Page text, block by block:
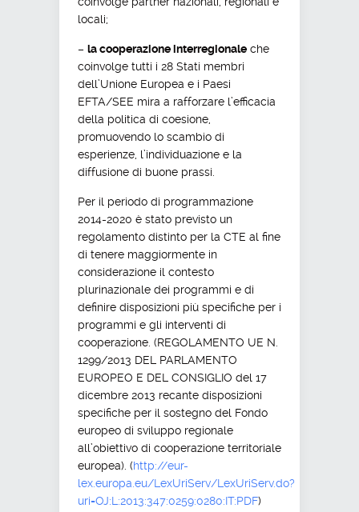
locali;
– la cooperazione interregionaleche
coinvolge tutti i 28 Stati membri
dell’Unione Europea e i Paesi
EFTA/SEE mira a rafforzare l’efficacia
della politica di coesione,
promuovendo lo scambio di
esperienze, l’individuazione e la
diffusione di buone prassi.
Per il periodo di programmazione
2014-2020 è stato previsto un
regolamento distinto per la CTE al fine
di tenere maggiormente in
considerazione il contesto
plurinazionale dei programmi e di
definire disposizioni più specifiche per i
programmi e gli interventi di
cooperazione. (REGOLAMENTO UE N.
1299/2013 DEL PARLAMENTO
EUROPEO E DEL CONSIGLIO del 17
dicembre 2013 recante disposizioni
specifiche per il sostegno del Fondo
europeo di sviluppo regionale
all’obiettivo di cooperazione territoriale
europea). (http://eur-
lex.europa.eu/LexUriServ/LexUriServ.do?
uri=OJ:L:2013:347:0259:0280:IT:PDF)